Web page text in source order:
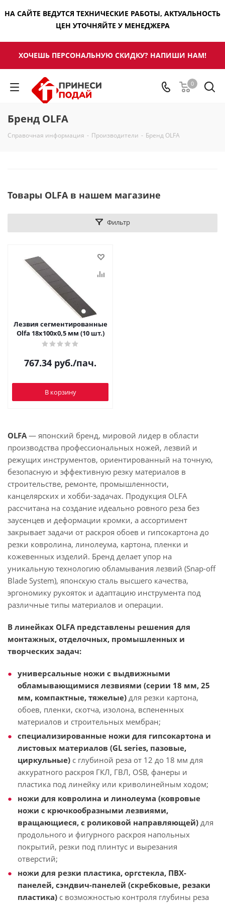
НА САЙТЕ ВЕДУТСЯ ТЕХНИЧЕСКИЕ РАБОТЫ, АКТУАЛЬНОСТЬ
ЦЕН УТОЧНЯЙТЕ У МЕНЕДЖЕРА
ХОЧЕШЬ ПЕРСОНАЛЬНУЮ СКИДКУ? НАПИШИ НАМ!
0
Бренд OLFA
Справочная информация - Производители - Бренд OLFA
Товары OLFA в нашем магазине
Фильтр
Лезвия сегментированные
Olfa 18х100х0,5 мм (10 шт.)
767.34 руб./пач.
В корзину
OLFA— японский бренд, мировой лидер в области
производства профессиональных ножей, лезвий и
режущих инструментов, ориентированный на точную,
безопасную и эффективную резку материалов в
строительстве, ремонте, промышленности,
канцелярских и хобби-задачах. Продукция OLFA
рассчитана на создание идеально ровного реза без
заусенцев и деформации кромки, а ассортимент
закрывает задачи от раскроя обоев и гипсокартона до
резки ковролина, линолеума, картона, пленки и
кожевенных изделий. Бренд делает упор на
уникальную технологию обламывания лезвий (Snap-off
Blade System), японскую сталь высшего качества,
эргономику рукояток и адаптацию инструмента под
различные типы материалов и операции.
В линейках OLFA представлены решения для
монтажных, отделочных, промышленных и
творческих задач:
универсальные ножи с выдвижными
обламывающимися лезвиями (серии 18 мм, 25
мм, компактные, тяжелые) для резки картона,
обоев, пленки, скотча, изолона, вспененных
материалов и строительных мембран;
специализированные ножи для гипсокартона и
листовых материалов (GL series, пазовые,
циркульные) с глубиной реза от 12 до 18 мм для
аккуратного раскроя ГКЛ, ГВЛ, OSB, фанеры и
пластика под линейку или криволинейным ходом;
ножи для ковролина и линолеума (ковровые
ножи с крючкообразными лезвиями,
вращающиеся, с роликовой направляющей) для
продольного и фигурного раскроя напольных
покрытий, резки под плинтус и вырезания
отверстий;
ножи для резки пластика, оргстекла, ПВХ-
панелей, сэндвич-панелей (скребковые, резаки
пластика) с возможностью контроля глубины реза